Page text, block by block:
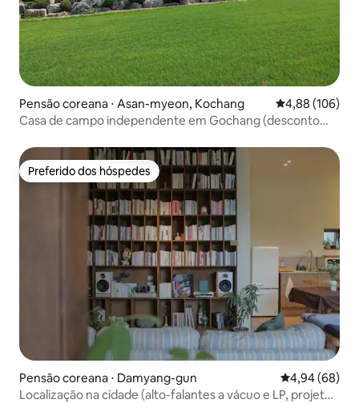
Pensão coreana ⋅ Asan-myeon, Kochang 4,88 de uma
4,88 (106)
Casa de campo independente em Gochang (desconto
mínima de 2 noites. Favor consultar previamente)
Preferido dos hóspedes
Preferido dos hóspedes
Pensão coreana ⋅ Damyang-gun 4,94 de uma
4,94 (68)
Localização na cidade (alto-falantes a vácuo e LP, projetor